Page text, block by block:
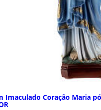
Imaculado Coração Maria